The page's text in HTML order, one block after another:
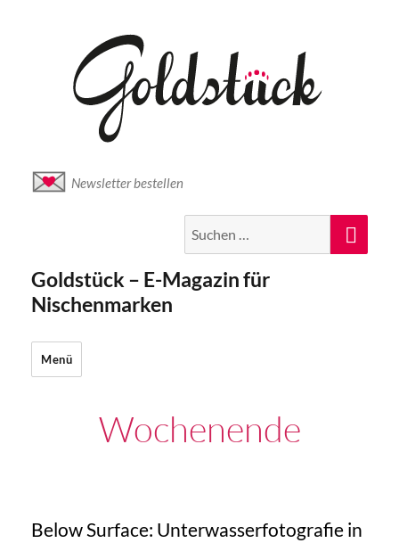
Newsletter bestellen
nach:
Goldstück – E-Magazin für
Nischenmarken
Menü
Wochenende
Below Surface: Unterwasserfotografie in